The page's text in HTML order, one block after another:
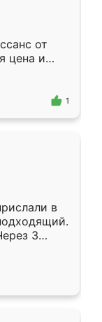
от
цена и
1
в
3